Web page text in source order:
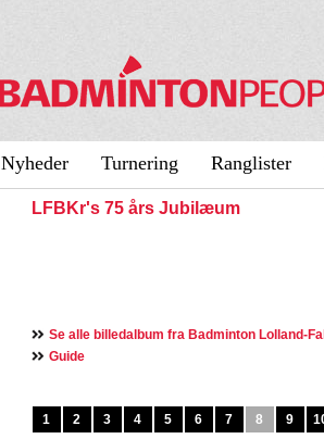
Nyheder Turnering Ranglister
LFBKr's 75 års Jubilæum
Se alle billedalbum fra Badminton Lolland-
Guide
1 2 3 4 5 6 7 8 9